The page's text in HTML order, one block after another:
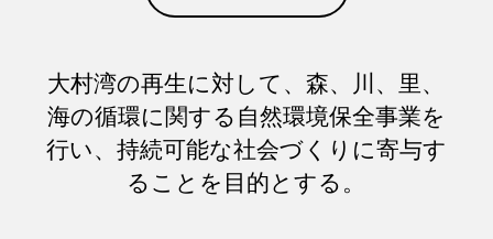
大村湾の再生に対して、森、川、里、
海の循環に関する自然環境保全事業を
行い、持続可能な社会づくりに寄与す
ることを目的とする。